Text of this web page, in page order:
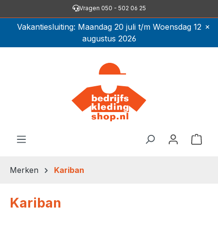
Ga naar de hoofdinhoudVragen 050 - 502 06 25
Vakantiesluiting: Maandag 20 juli t/m Woensdag 12
augustus 2026
×
Merken Kariban
Kariban